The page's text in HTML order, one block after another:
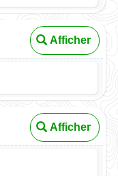
Afficher
Afficher